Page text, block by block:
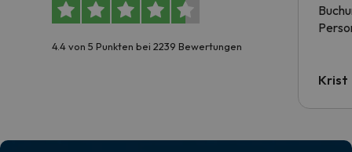
4.4 von 5 Punkten bei 2239 Bewertungen
Krist